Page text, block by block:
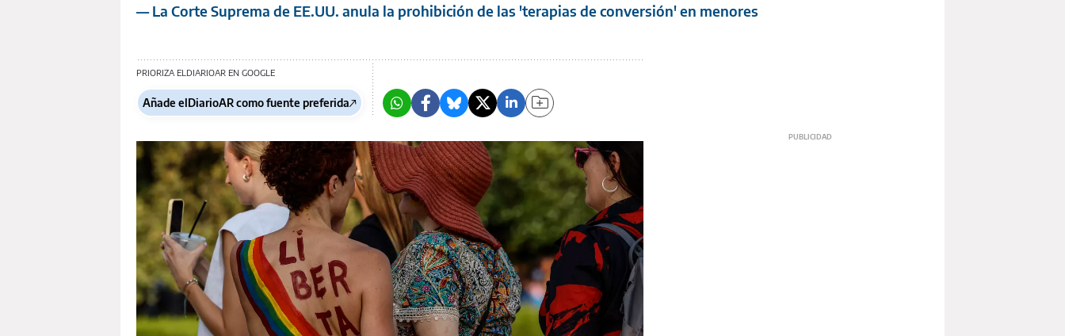
— La Corte Suprema de EE.UU. anula la prohibición de las 'terapias de conversión' en menores
PRIORIZA ELDIARIOAR EN GOOGLE
Añade elDiarioAR como fuente preferida